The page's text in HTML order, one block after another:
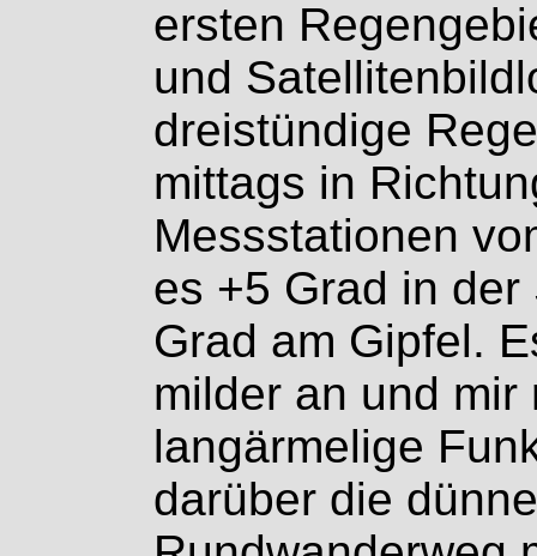
ersten
und
dreistündige
mittags in
Messstationen
es +5 Grad in
Grad am Gipfel.
milder an und mir
langärmelige
darüber die